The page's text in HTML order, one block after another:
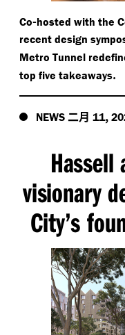
Co-hosted with the
recent design
Metro Tunnel
top five takeaways.
NEWS 二月 11,
Hassell
visionary
City’s